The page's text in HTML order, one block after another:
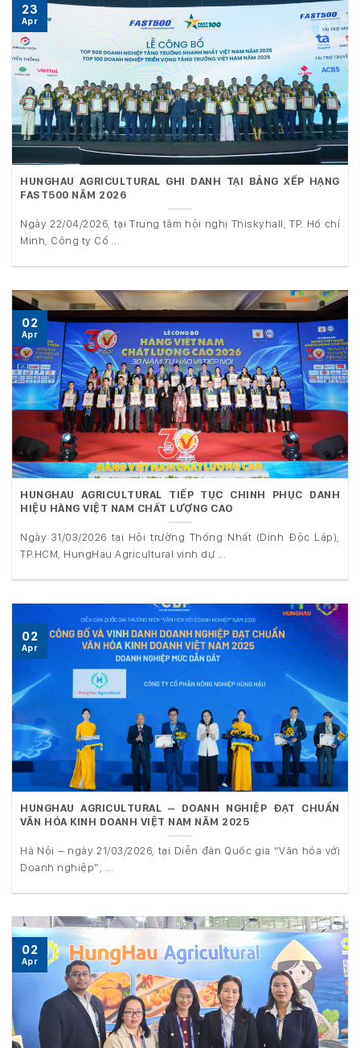
HUNGHAU AGRICULTURAL GHI DANH TẠI BẢNG XẾP HẠNG
FAST500 NĂM 2026
Ngày 22/04/2026, tại Trung tâm hội nghị Thiskyhall, TP. Hồ chí
Minh, Công ty Cổ ...
23
Apr
HUNGHAU AGRICULTURAL TIẾP TỤC CHINH PHỤC DANH
HIỆU HÀNG VIỆT NAM CHẤT LƯỢNG CAO
Ngày 31/03/2026 tại Hội trường Thống Nhất (Dinh Độc Lập),
TP.HCM, HungHau Agricultural vinh dự ...
02
Apr
HUNGHAU AGRICULTURAL – DOANH NGHIỆP ĐẠT CHUẨN
VĂN HÓA KINH DOANH VIỆT NAM NĂM 2025
Hà Nội – ngày 21/03/2026, tại Diễn đàn Quốc gia “Văn hóa với
Doanh nghiệp”, ...
02
Apr
02
Apr